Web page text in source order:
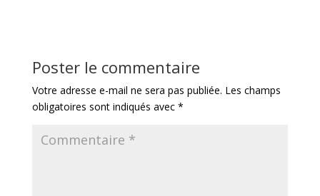
Poster le commentaire
Votre adresse e-mail ne sera pas publiée. Les champs
obligatoires sont indiqués avec *